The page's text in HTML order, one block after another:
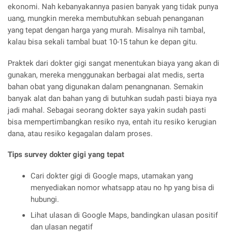
ekonomi. Nah kebanyakannya pasien banyak yang tidak punya
uang, mungkin mereka membutuhkan sebuah penanganan
yang tepat dengan harga yang murah. Misalnya nih tambal,
kalau bisa sekali tambal buat 10-15 tahun ke depan gitu.
Praktek dari dokter gigi sangat menentukan biaya yang akan di
gunakan, mereka menggunakan berbagai alat medis, serta
bahan obat yang digunakan dalam penangnanan. Semakin
banyak alat dan bahan yang di butuhkan sudah pasti biaya nya
jadi mahal. Sebagai seorang dokter saya yakin sudah pasti
bisa mempertimbangkan resiko nya, entah itu resiko kerugian
dana, atau resiko kegagalan dalam proses.
Tips survey dokter gigi yang tepat
Cari dokter gigi di Google maps, utamakan yang
menyediakan nomor whatsapp atau no hp yang bisa di
hubungi.
Lihat ulasan di Google Maps, bandingkan ulasan positif
dan ulasan negatif